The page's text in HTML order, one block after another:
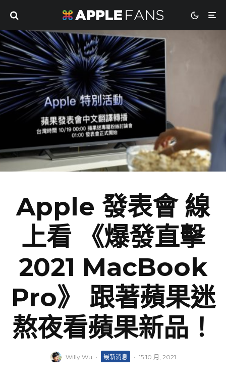
Apple 發表會 線
上看 《爆發直擊
2021 MacBook
Pro》 跟著蘋果迷
熬夜看蘋果新品！
Willy Wu · 最新消息 · 15 10 月, 2021